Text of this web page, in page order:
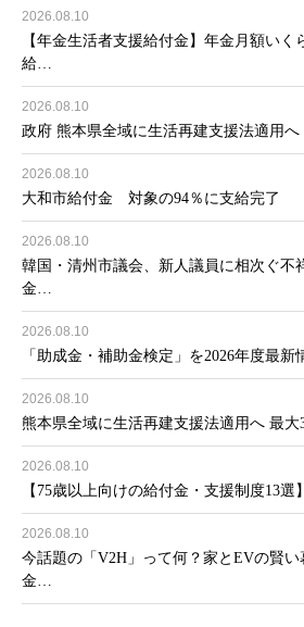
2026.08.10
【年金生活者支援給付金】年金月額いく
給…
2026.08.10
政府 熊本県全域に生活再建支援法適用
2026.08.10
大和市給付金 対象の94％に支給完了
2026.08.10
韓国・清州市議会、新人議員に相次ぐ
金…
2026.08.10
「助成金・補助金検定」を2026年度最
2026.08.10
熊本県全域に生活再建支援法適用へ 最
2026.08.10
【75歳以上向けの給付金・支援制度13
2026.08.10
今話題の「V2H」って何？家とEVの賢
金…